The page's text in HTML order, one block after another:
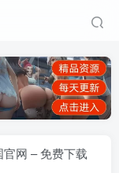
网 – 免费下载